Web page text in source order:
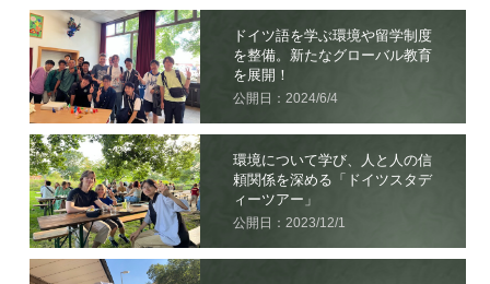
ドイツ語を学ぶ環境や留学制度
を整備。新たなグローバル教育
を展開！
公開日：2024/6/4
環境について学び、人と人の信
頼関係を深める「ドイツスタデ
ィーツアー」
公開日：2023/12/1